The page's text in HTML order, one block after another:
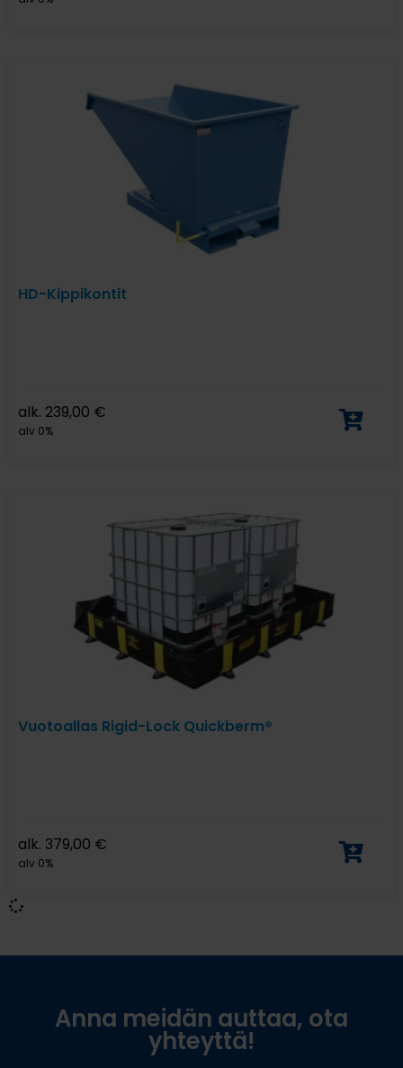
HD-Kippikontit
alk. 239,00 €
alv 0%
Vuotoallas Rigid-Lock Quickberm®
alk. 379,00 €
alv 0%
Anna meidän auttaa, ota
yhteyttä!